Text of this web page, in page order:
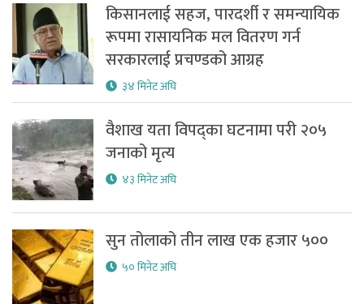
किसानलाई सहज, पारदर्शी र समन्यायिक
रूपमा रासायनिक मल वितरण गर्न
सरकारलाई प्रचण्डको आग्रह
३४ मिनेट अघि
वैशाख यता विपद्का घटनामा परी २०५
जनाको मृत्य
४३ मिनेट अघि
सुन तोलाको तीन लाख एक हजार ५००
५० मिनेट अघि